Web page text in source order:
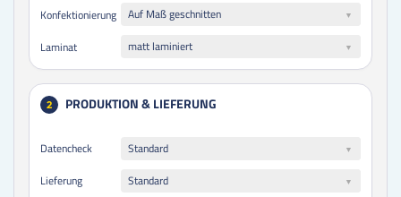
Konfektionierung
Auf Maß geschnitten
Laminat
matt laminiert
2 PRODUKTION & LIEFERUNG
Datencheck
Standard
Lieferung
Standard